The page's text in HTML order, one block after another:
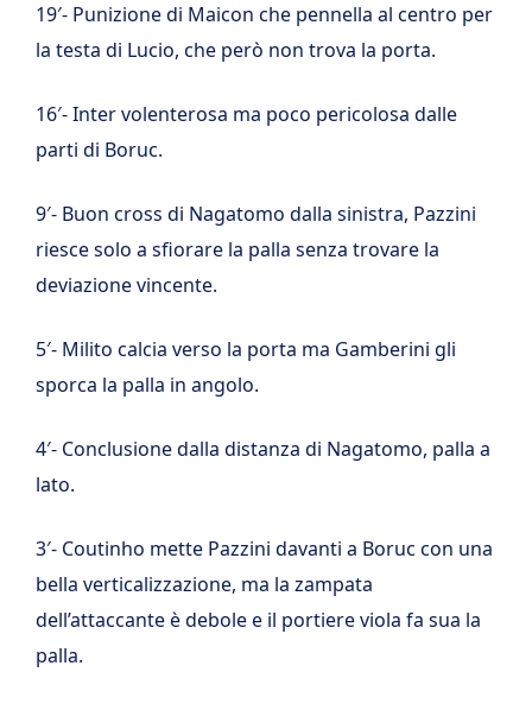
19′- Punizione di Maicon che pennella al centro per
la testa di Lucio, che però non trova la porta.
16′- Inter volenterosa ma poco pericolosa dalle
parti di Boruc.
9′- Buon cross di Nagatomo dalla sinistra, Pazzini
riesce solo a sfiorare la palla senza trovare la
deviazione vincente.
5′- Milito calcia verso la porta ma Gamberini gli
sporca la palla in angolo.
4′- Conclusione dalla distanza di Nagatomo, palla a
lato.
3′- Coutinho mette Pazzini davanti a Boruc con una
bella verticalizzazione, ma la zampata
dell’attaccante è debole e il portiere viola fa sua la
palla.